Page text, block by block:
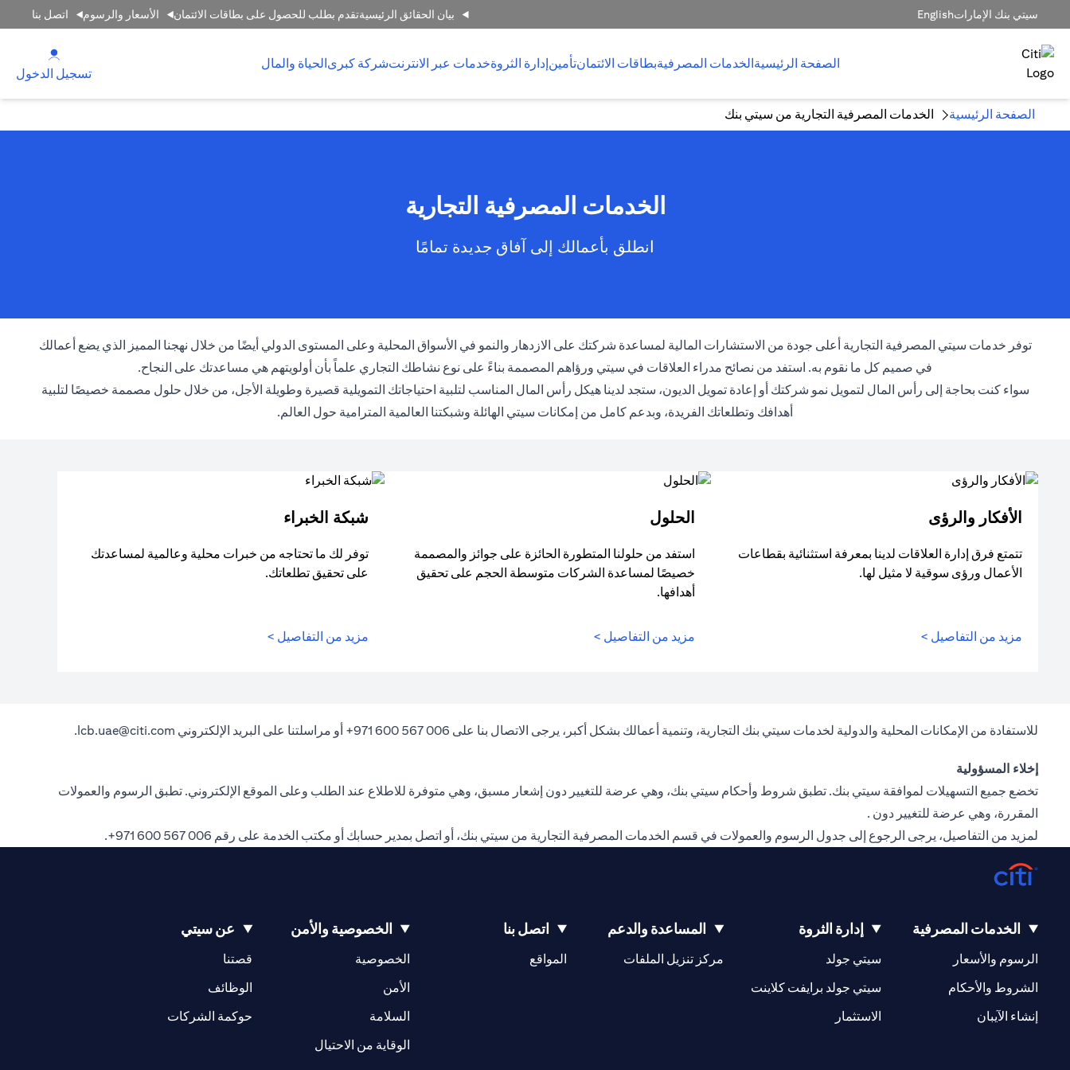
سيتي بنك الإماراتEnglish بيان الحقائق الرئيسيةتقدم بطلب للحصول على بطاقات الائتمان الأسعار والرسوم اتصل بنا
الصفحة الرئيسيةالخدمات المصرفيةبطاقات الائتمانتأمينإدارة الثروةخدمات عبر الانترنتشركة كبرىالحياة والمال
تسجيل الدخول
الصفحة الرئيسية الخدمات المصرفية التجارية من سيتي بنك
الخدمات المصرفية التجارية
انطلق بأعمالك إلى آفاق جديدة تمامًا
توفر خدمات سيتي المصرفية التجارية أعلى جودة من الاستشارات المالية لمساعدة شركتك على الازدهار والنمو في الأسواق المحلية وعلى المستوى الدولي أيضًا من خلال نهجنا المميز الذي يضع أعمالك
في صميم كل ما نقوم به. استفد من نصائح مدراء العلاقات في سيتي ورؤاهم المصممة بناءً على نوع نشاطك التجاري علماً بأن أولويتهم هي مساعدتك على النجاح.
سواء كنت بحاجة إلى رأس المال لتمويل نمو شركتك أو إعادة تمويل الديون، ستجد لدينا هيكل رأس المال المناسب لتلبية احتياجاتك التمويلية قصيرة وطويلة الأجل، من خلال حلول مصممة خصيصًا لتلبية
أهدافك وتطلعاتك الفريدة، وبدعم كامل من إمكانات سيتي الهائلة وشبكتنا العالمية المترامية حول العالم.
الأفكار والرؤى
تتمتع فرق إدارة العلاقات لدينا بمعرفة استثنائية بقطاعات
الأعمال ورؤى سوقية لا مثيل لها.
مزيد من التفاصيل >
الحلول
استفد من حلولنا المتطورة الحائزة على جوائز والمصممة
خصيصًا لمساعدة الشركات متوسطة الحجم على تحقيق
أهدافها.
مزيد من التفاصيل >
شبكة الخبراء
توفر لك ما تحتاجه من خبرات محلية وعالمية لمساعدتك
على تحقيق تطلعاتك.
مزيد من التفاصيل >
للاستفادة من الإمكانات المحلية والدولية لخدمات سيتي بنك التجارية، وتنمية أعمالك بشكل أكبر، يرجى الاتصال بنا على 006 567 600 971+ أو مراسلتنا على البريد الإلكتروني lcb.uae@citi.com
.
إخلاء المسؤولية
تخضع جميع التسهيلات لموافقة سيتي بنك. تطبق شروط وأحكام سيتي بنك، وهي عرضة للتغيير دون إشعار مسبق، وهي متوفرة للاطلاع عند الطلب وعلى الموقع الإلكتروني. تطبق الرسوم والعمولات
المقررة، وهي عرضة للتغيير دون .
لمزيد من التفاصيل، يرجى الرجوع إلى جدول الرسوم والعمولات في قسم الخدمات المصرفية التجارية من سيتي بنك، أو اتصل بمدير حسابك أو مكتب الخدمة على رقم 006 567 600 971+
.
الخدمات المصرفية
الرسوم والأسعار
opens in a new tab
الشروط والأحكام opens in a new tab
إنشاء الآيبان opens in a new tab
إدارة الثروة
سيتي جولد opens in a new tab
سيتي جولد برايفت كلاينت
الاستثمار
المساعدة والدعم
مركز تنزيل الملفات
اتصل بنا
المواقعopens in a new tab
الخصوصية والأمن
الخصوصية opens in a new tab
الأمن
السلامة
الوقاية من الاحتيال
عن سيتي
قصتناopens in a new tab
الوظائفopens in a new tab
حوكمة الشركاتopens in a new tab